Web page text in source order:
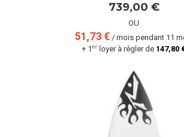
739,00 €
OU
51,73 €/ mois pendant 11
+ 1er loyer à régler de 147,80